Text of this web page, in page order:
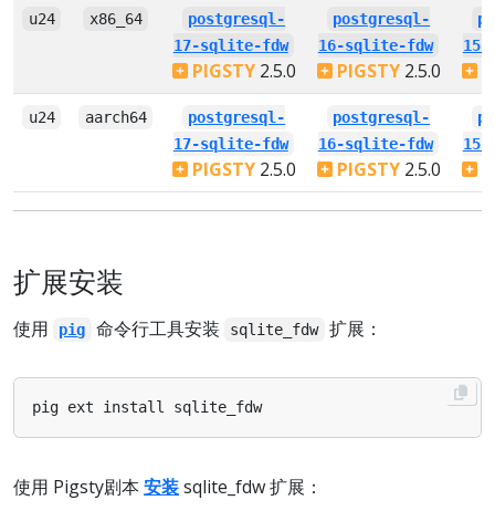
u24 x86_64
postgresql-
17-sqlite-fdw
PIGSTY2.5.0
postgresql-
16-sqlite-fdw
PIGSTY2.5.0
u24 aarch64
postgresql-
17-sqlite-fdw
PIGSTY2.5.0
postgresql-
16-sqlite-fdw
PIGSTY2.5.0
扩展安装
使用 pig 命令行工具安装 sqlite_fdw 扩展：
使用 Pigsty剧本 安装sqlite_fdw 扩展：